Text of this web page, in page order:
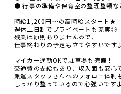
● 行事の準備や保育室の整理整頓な
時給1,200円〜の高時給スタート★
週休二日制でプライベートも充実◎
残業は原則ありませんので、
仕事終わりの予定も立てやすいです
マイカー通勤OKで駐車場も完備！
交通費の支給もあり、収入面も安心
派遣スタッフさんへのフォロー体制
しっかり整っているので心強いです